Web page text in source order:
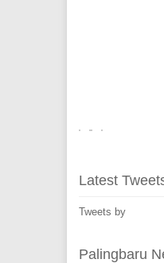
Latest
Tweets by
Palingbaru